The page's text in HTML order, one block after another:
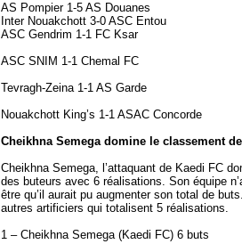
AS Pompier 1-5 AS Douanes
Inter Nouakchott 3-0 ASC Entou
ASC Gendrim 1-1 FC Ksar
ASC SNIM 1-1 Chemal FC
Tevragh-Zeina 1-1 AS Garde
Nouakchott King’s 1-1 ASAC Concorde
Cheikhna Semega domine le classement
Cheikhna Semega, l’attaquant de Kaedi FC
des buteurs avec 6 réalisations. Son équipe
être qu’il aurait pu augmenter son total de
autres artificiers qui totalisent 5 réalisations.
1 – Cheikhna Semega (Kaedi FC) 6 buts